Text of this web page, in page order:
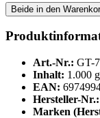
Beide in den
Art.-Nr.: GT-
Inhalt: 1.000 g
EAN:
Hersteller-Nr.:
Marken